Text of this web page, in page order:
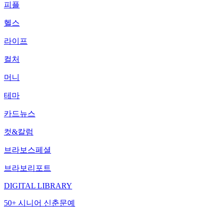
피플
헬스
라이프
컬처
머니
테마
카드뉴스
컷&칼럼
브라보스페셜
브라보리포트
DIGITAL LIBRARY
50+ 시니어 신춘문예